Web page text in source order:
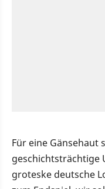
Für eine Gänsehaut
geschichtsträchtige
groteske deutsche